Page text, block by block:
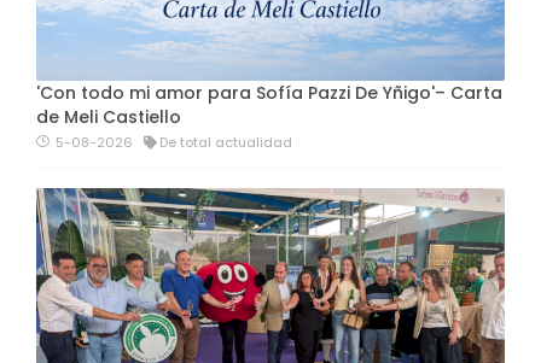
'Con todo mi amor para Sofía Pazzi De Yñigo'– Carta
de Meli Castiello
5-08-2026 De total actualidad